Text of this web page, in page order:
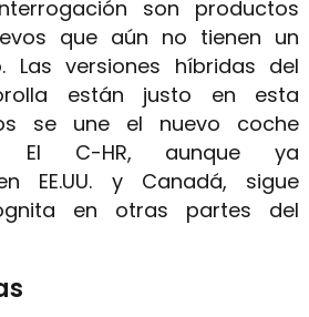
son productos
que aún no tienen un
Las versiones híbridas del
están justo en esta
se une el nuevo coche
El C-HR, aunque ya
EE.UU. y Canadá, sigue
en otras partes del